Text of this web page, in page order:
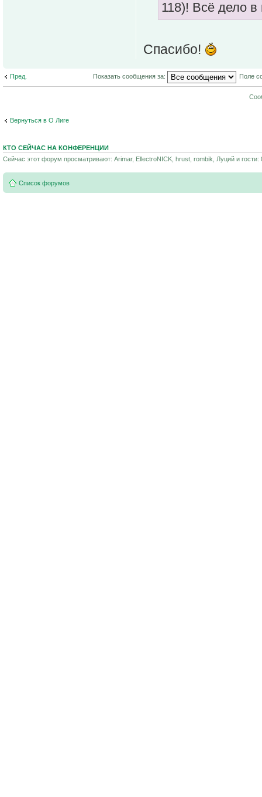
118)! Всё дело
Спасибо!
Пред. Показать сообщения за: Поле
Вернуться в О Лиге
КТО СЕЙЧАС НА КОНФЕРЕНЦИИ
Сейчас этот форум просматривают: Arimar, EllectroNICK, hrust, rombik, Луций и гости:
Список форумов